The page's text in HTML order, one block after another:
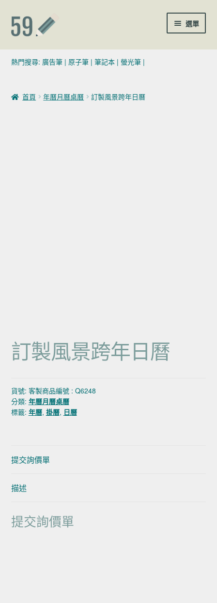
跳至導覽列
跳至主要內容 選單
(02)7729-4140
聯絡我們
熱門搜尋: 廣告筆| 原子筆| 筆記本| 螢光筆|
首頁 年曆月曆桌曆 訂製風景跨年日曆
訂製風景跨年日曆
貨號: 客製商品編號 : Q6248
分類: 年曆月曆桌曆
標籤: 年曆, 掛曆, 日曆
提交詢價單
描述
提交詢價單